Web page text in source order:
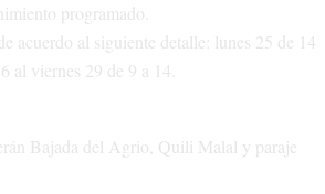
programado.
acuerdo al siguiente detalle: lunes 25 de 14
al viernes 29 de 9 a 14.
Bajada del Agrio, Quili Malal y paraje